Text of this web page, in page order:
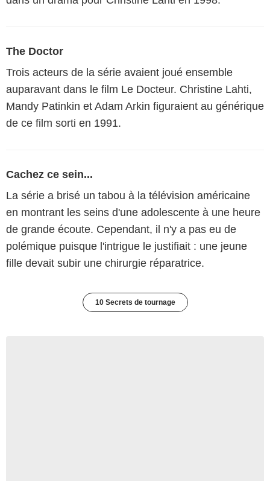
The Doctor
Trois acteurs de la série avaient joué ensemble
auparavant dans le film Le Docteur. Christine Lahti,
Mandy Patinkin et Adam Arkin figuraient au générique
de ce film sorti en 1991.
Cachez ce sein...
La série a brisé un tabou à la télévision américaine
en montrant les seins d'une adolescente à une heure
de grande écoute. Cependant, il n'y a pas eu de
polémique puisque l'intrigue le justifiait : une jeune
fille devait subir une chirurgie réparatrice.
10 Secrets de tournage